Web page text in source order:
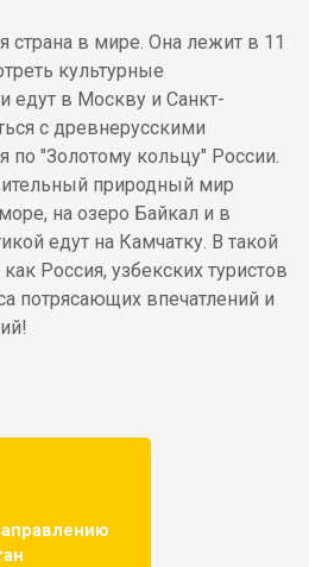
страна в мире. Она лежит в 11
культурные
едут в Москву и Санкт-
с древнерусскими
по "Золотому кольцу" России.
природный мир
на озеро Байкал и в
едут на Камчатку. В такой
Россия, узбекских туристов
потрясающих впечатлений и